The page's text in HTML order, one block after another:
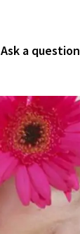
Ask a question